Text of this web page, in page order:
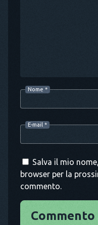
Nome *
E-mail *
Salva il mio
browser per la
commento.